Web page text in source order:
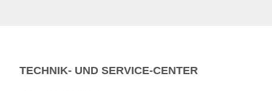
TECHNIK- UND SERVICE-CENTER